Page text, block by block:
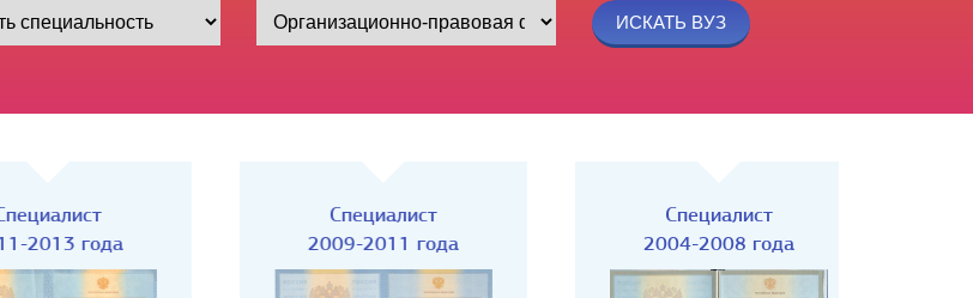
года
Специалист
2009-2011 года
Специалист
2004-2008 года